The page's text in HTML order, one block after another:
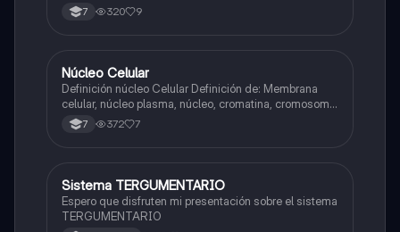
7 320 9
Biologia
Núcleo Celular
Definición núcleo Celular Definición de: Membrana
celular, núcleo plasma, núcleo, cromatina, cromosoma
Interfase Fases de la interfase
7 372 7
Biologia
Sistema TERGUMENTARIO
Espero que disfruten mi presentación sobre el sistema
TERGUMENTARIO